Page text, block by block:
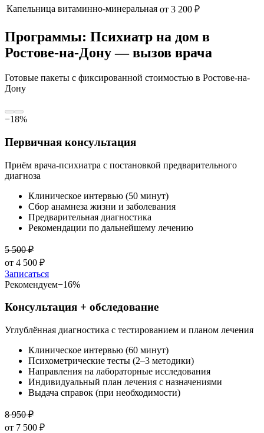
Капельница витаминно-минеральная от 3 200 ₽
Программы: Психиатр на дом в
Ростове-на-Дону — вызов врача
Готовые пакеты с фиксированной стоимостью в Ростове-на-
Дону
−18%
Первичная консультация
Приём врача-психиатра с постановкой предварительного
диагноза
Клиническое интервью (50 минут)
Сбор анамнеза жизни и заболевания
Предварительная диагностика
Рекомендации по дальнейшему лечению
5 500₽
от 4 500 ₽
Записаться
Рекомендуем−16%
Консультация + обследование
Углублённая диагностика с тестированием и планом лечения
Клиническое интервью (60 минут)
Психометрические тесты (2–3 методики)
Направления на лабораторные исследования
Индивидуальный план лечения с назначениями
Выдача справок (при необходимости)
8 950₽
от 7 500 ₽